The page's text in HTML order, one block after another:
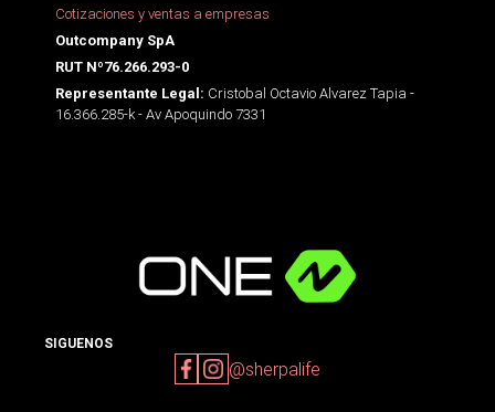
Cotizaciones y ventas a empresas
Outcompany SpA
RUT Nº76.266.293-0
Representante Legal: Cristobal Octavio Alvarez Tapia -
16.366.285-k - Av Apoquindo 7331
SIGUENOS
@sherpalife